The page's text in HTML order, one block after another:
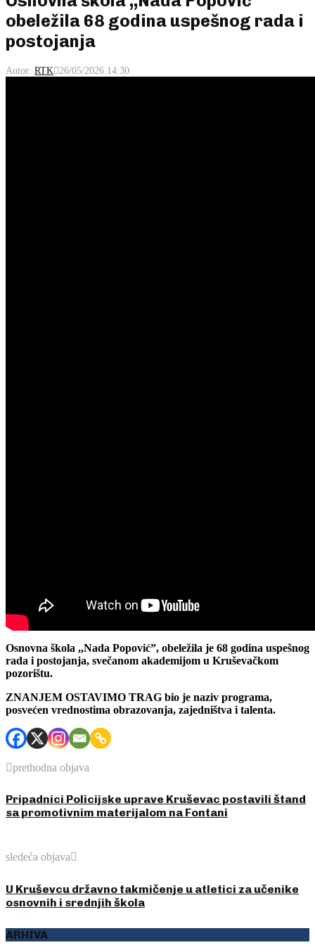
obeležila 68 godina uspešnog rada i
postojanja
Autor: RTK 26/05/2026 14:30
Osnovna škola ,,Nada Popović”, obeležila je 68 godina uspešnog
rada i postojanja, svečanom akademijom u Kruševačkom
pozorištu.
ZNANJEM OSTAVIMO TRAG bio je naziv programa,
posvećen vrednostima obrazovanja, zajedništva i talenta.
prethodna objava
Pripadnici Policijske uprave Kruševac postavili štand
sa promotivnim materijalom na Fontani
sledeća objava
U Kruševcu državno takmičenje u atletici za učenike
osnovnih i srednjih škola
ARHIVA